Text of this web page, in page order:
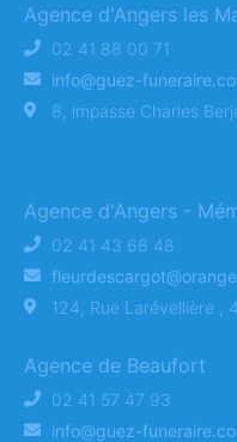
Agence d'Angers les
02 41 88 00 71
info@guez-
8, impasse Charles
Agence d'Angers -
02 41 43 68 48
124, Rue Larévellière ,
Agence de Beaufort
02 41 57 47 93
info@guez-